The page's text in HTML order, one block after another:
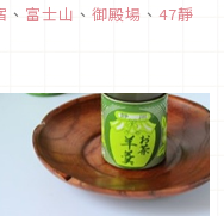
大家介紹御殿場推薦的
山的絕美飯店「edit
、 富士山 、 御殿場 、 47靜